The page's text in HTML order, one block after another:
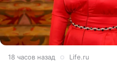
18 часов назад Life.ru